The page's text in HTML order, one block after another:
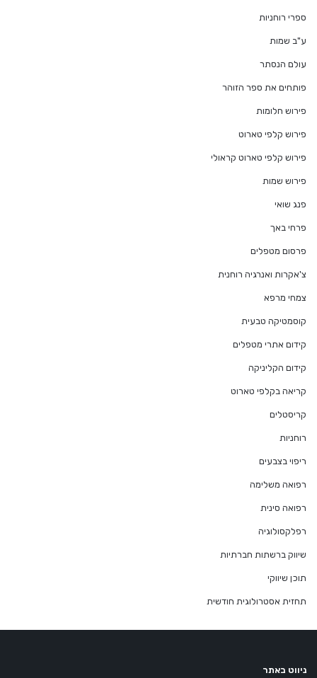
ספרי רוחניות
ע"ב שמות
עולם הנסתר
פותחים את ספר הזוהר
פירוש חלומות
פירוש קלפי טארוט
פירוש קלפי טארוט קראולי
פירוש שמות
פנג שואי
פרחי באך
פרסום מטפלים
צ'אקרות ואנרגיה רוחנית
צמחי מרפא
קוסמטיקה טבעית
קידום אתרי מטפלים
קידום הקליניקה
קריאה בקלפי טארוט
קריסטלים
רוחניות
ריפוי בצבעים
רפואה משלימה
רפואה סינית
רפלקסולוגיה
שיווק ברשתות חברתיות
תוכן שיווקי
תחזית אסטרולוגית חודשית
ניווט באתר